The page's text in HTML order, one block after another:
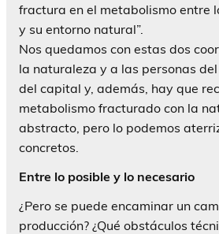
fractura en el metabolismo entre
y su entorno natural”.
Nos quedamos con estas dos
la naturaleza y a las personas
del capital y, además, hay que
metabolismo fracturado con la
abstracto, pero lo podemos
concretos.
Entre lo posible y lo necesario
¿Pero se puede encaminar un
producción? ¿Qué obstáculos